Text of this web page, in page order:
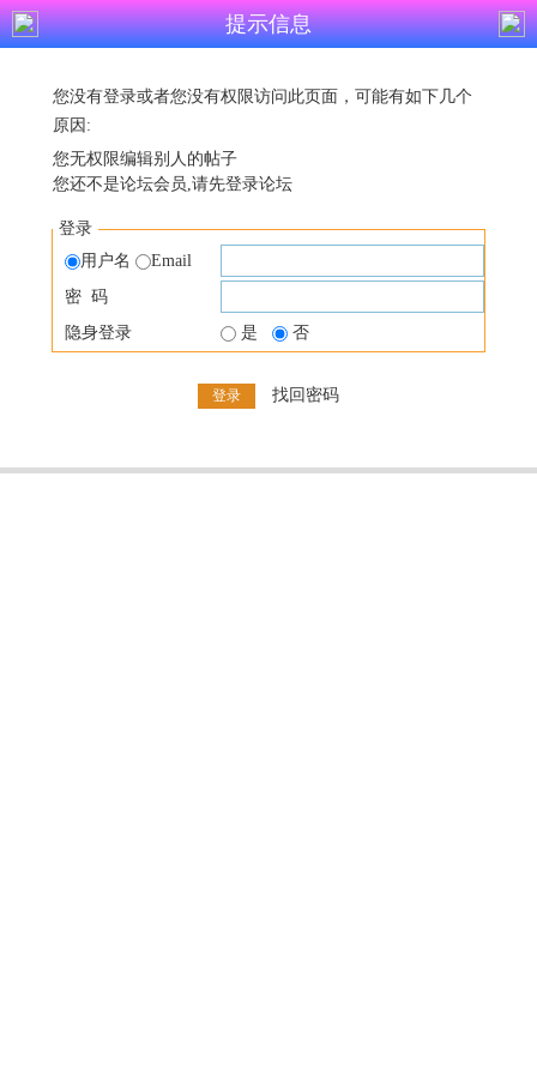
提示信息
您没有登录或者您没有权限访问此页面，可能有如下几个
原因:
您无权限编辑别人的帖子
您还不是论坛会员,请先登录论坛
登录
用户名
Email
密 码
隐身登录
是 否
找回密码